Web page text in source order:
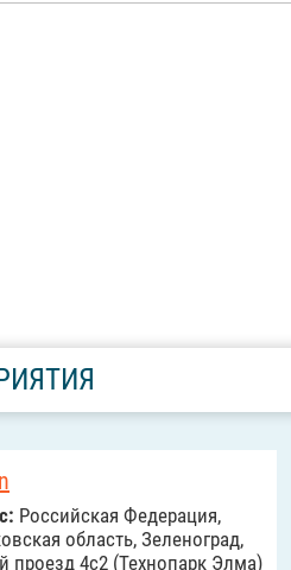
Российcкая Федерация,
область, Зеленоград,
проезд 4с2 (Технопарк Элма)